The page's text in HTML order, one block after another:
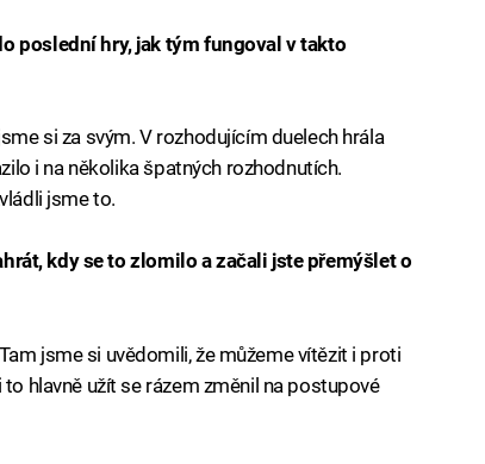
poslední hry, jak tým fungoval v takto
si za svým. V rozhodujícím duelech hrála
i na několika špatných rozhodnutích.
jsme to.
kdy se to zlomilo a začali jste přemýšlet o
jsme si uvědomili, že můžeme vítězit i proti
hlavně užít se rázem změnil na postupové